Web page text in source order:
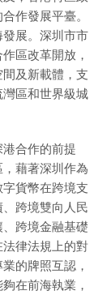
作發展平臺。
展。深圳市市
區改革開放，
及新載體，支
區和世界級城
合作的前提
藉著深圳作為
貨幣在跨境支
跨境雙向人民
跨境金融基礎
律法規上的對
的牌照互認，
在前海執業，